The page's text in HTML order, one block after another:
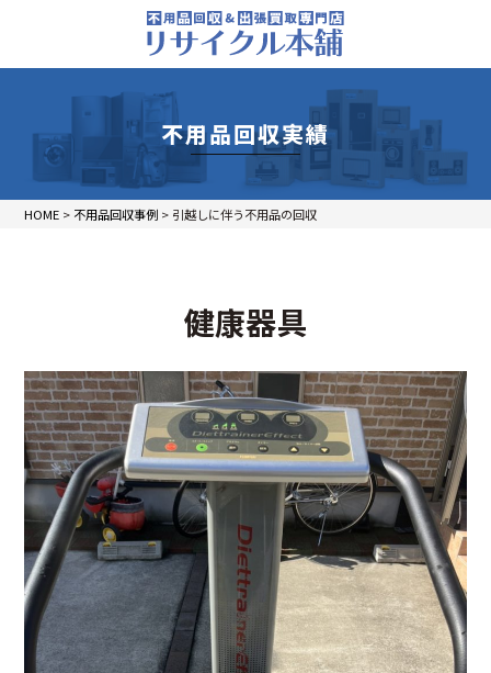
不用品回収実績
HOME > 不用品回収事例 > 引越しに伴う不用品の回収
健康器具